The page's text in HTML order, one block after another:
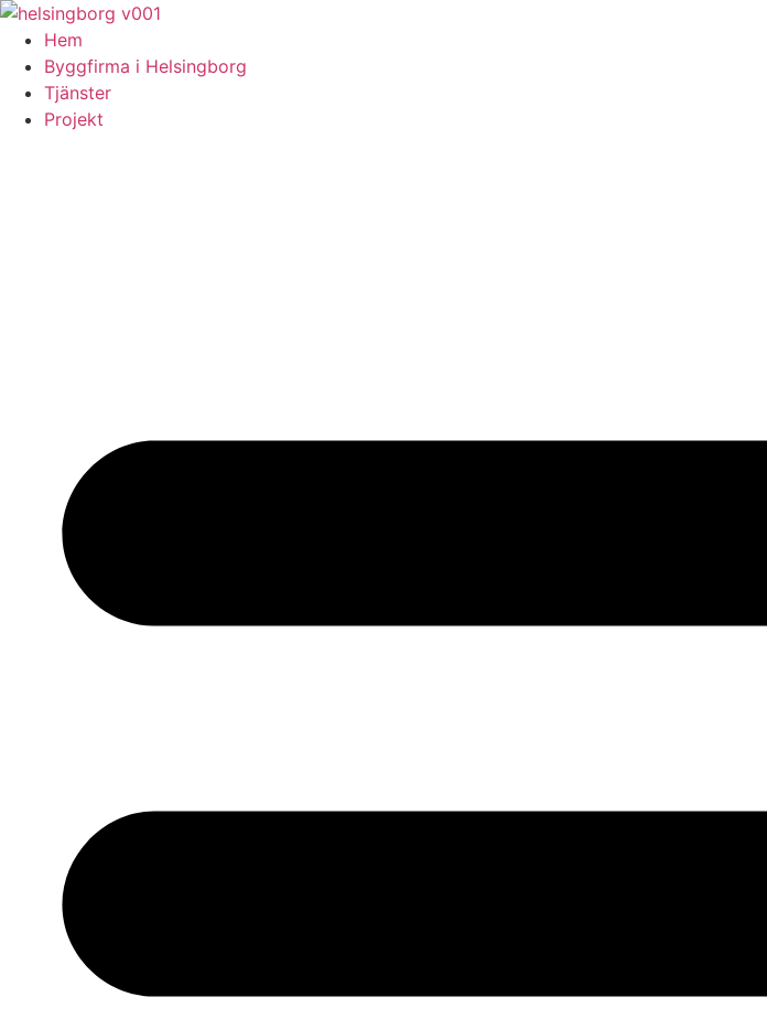
Skip
content
Hem
Byggfirma i Helsingborg
Tjänster
Projekt